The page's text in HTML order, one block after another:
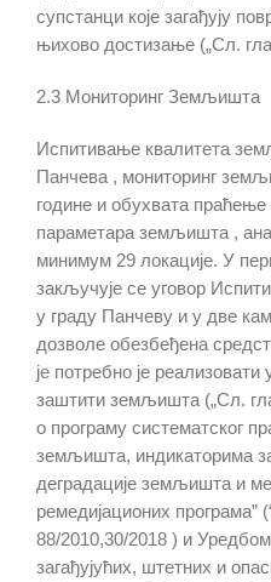
супстанци које загађују
њихово достизање („Сл.
2.3 Мониторинг Земљишта
Испитивање квалитета
Панчева , мониторинг
године и обухвата праћење
параметара земљишта ,
минимум 29 локације. У
закључује се уговор
у граду Панчеву и удве
дозволе обезбеђена
је потребно је реализовати
заштити земљишта („Сл.
о програму систематског
земљишта, индикаторима
деградације земљишта и
ремедијационих програма”
88/2010,30/2018 ) и Уредбом
загађујућих, штетних и